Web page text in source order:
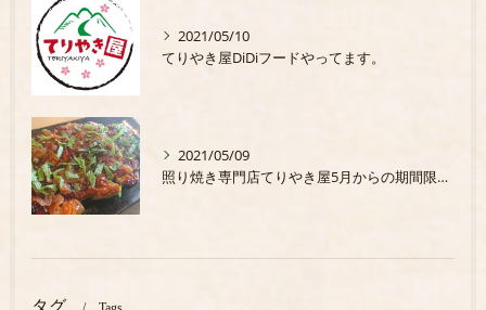
2021/05/10
てりやき屋DiDiフードやってます。
2021/05/09
照り焼き専門店てりやき屋5月からの期間限定商品
タグ